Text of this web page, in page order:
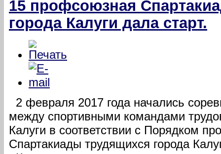
15 профсоюзная
города Калуги дала старт.
2 февраля 2017 года начались
между спортивными командами
Калуги в соответствии с Порядком
Спартакиады трудящихся города